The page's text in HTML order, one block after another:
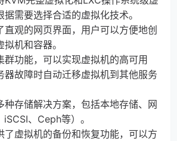
需要选择合适的虚拟化技术。
直观的网页界面，用户可以方便地创
机和容器。
群功能，可以实现虚拟机的高可用
器故障时自动迁移虚拟机到其他服务
种存储解决方案，包括本地存储、网
、Ceph等）。
了虚拟机的备份和恢复功能，可以方